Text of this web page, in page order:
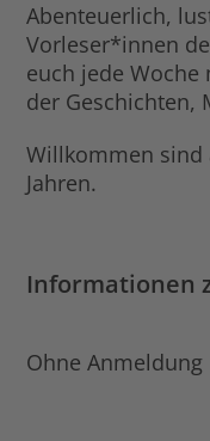
Abenteuerlich,
Vorleser*innen
euch jede
der Geschichten,
Willkommen sind
Jahren.
Informationen
Ohne Anmeldung